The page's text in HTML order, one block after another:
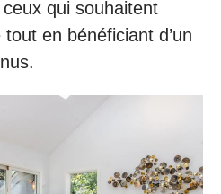
qui souhaitent
en bénéficiant d’un